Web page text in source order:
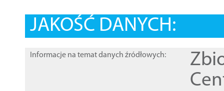
JAKOŚĆ DANYCH:
Informacje na temat danych źródłowych: